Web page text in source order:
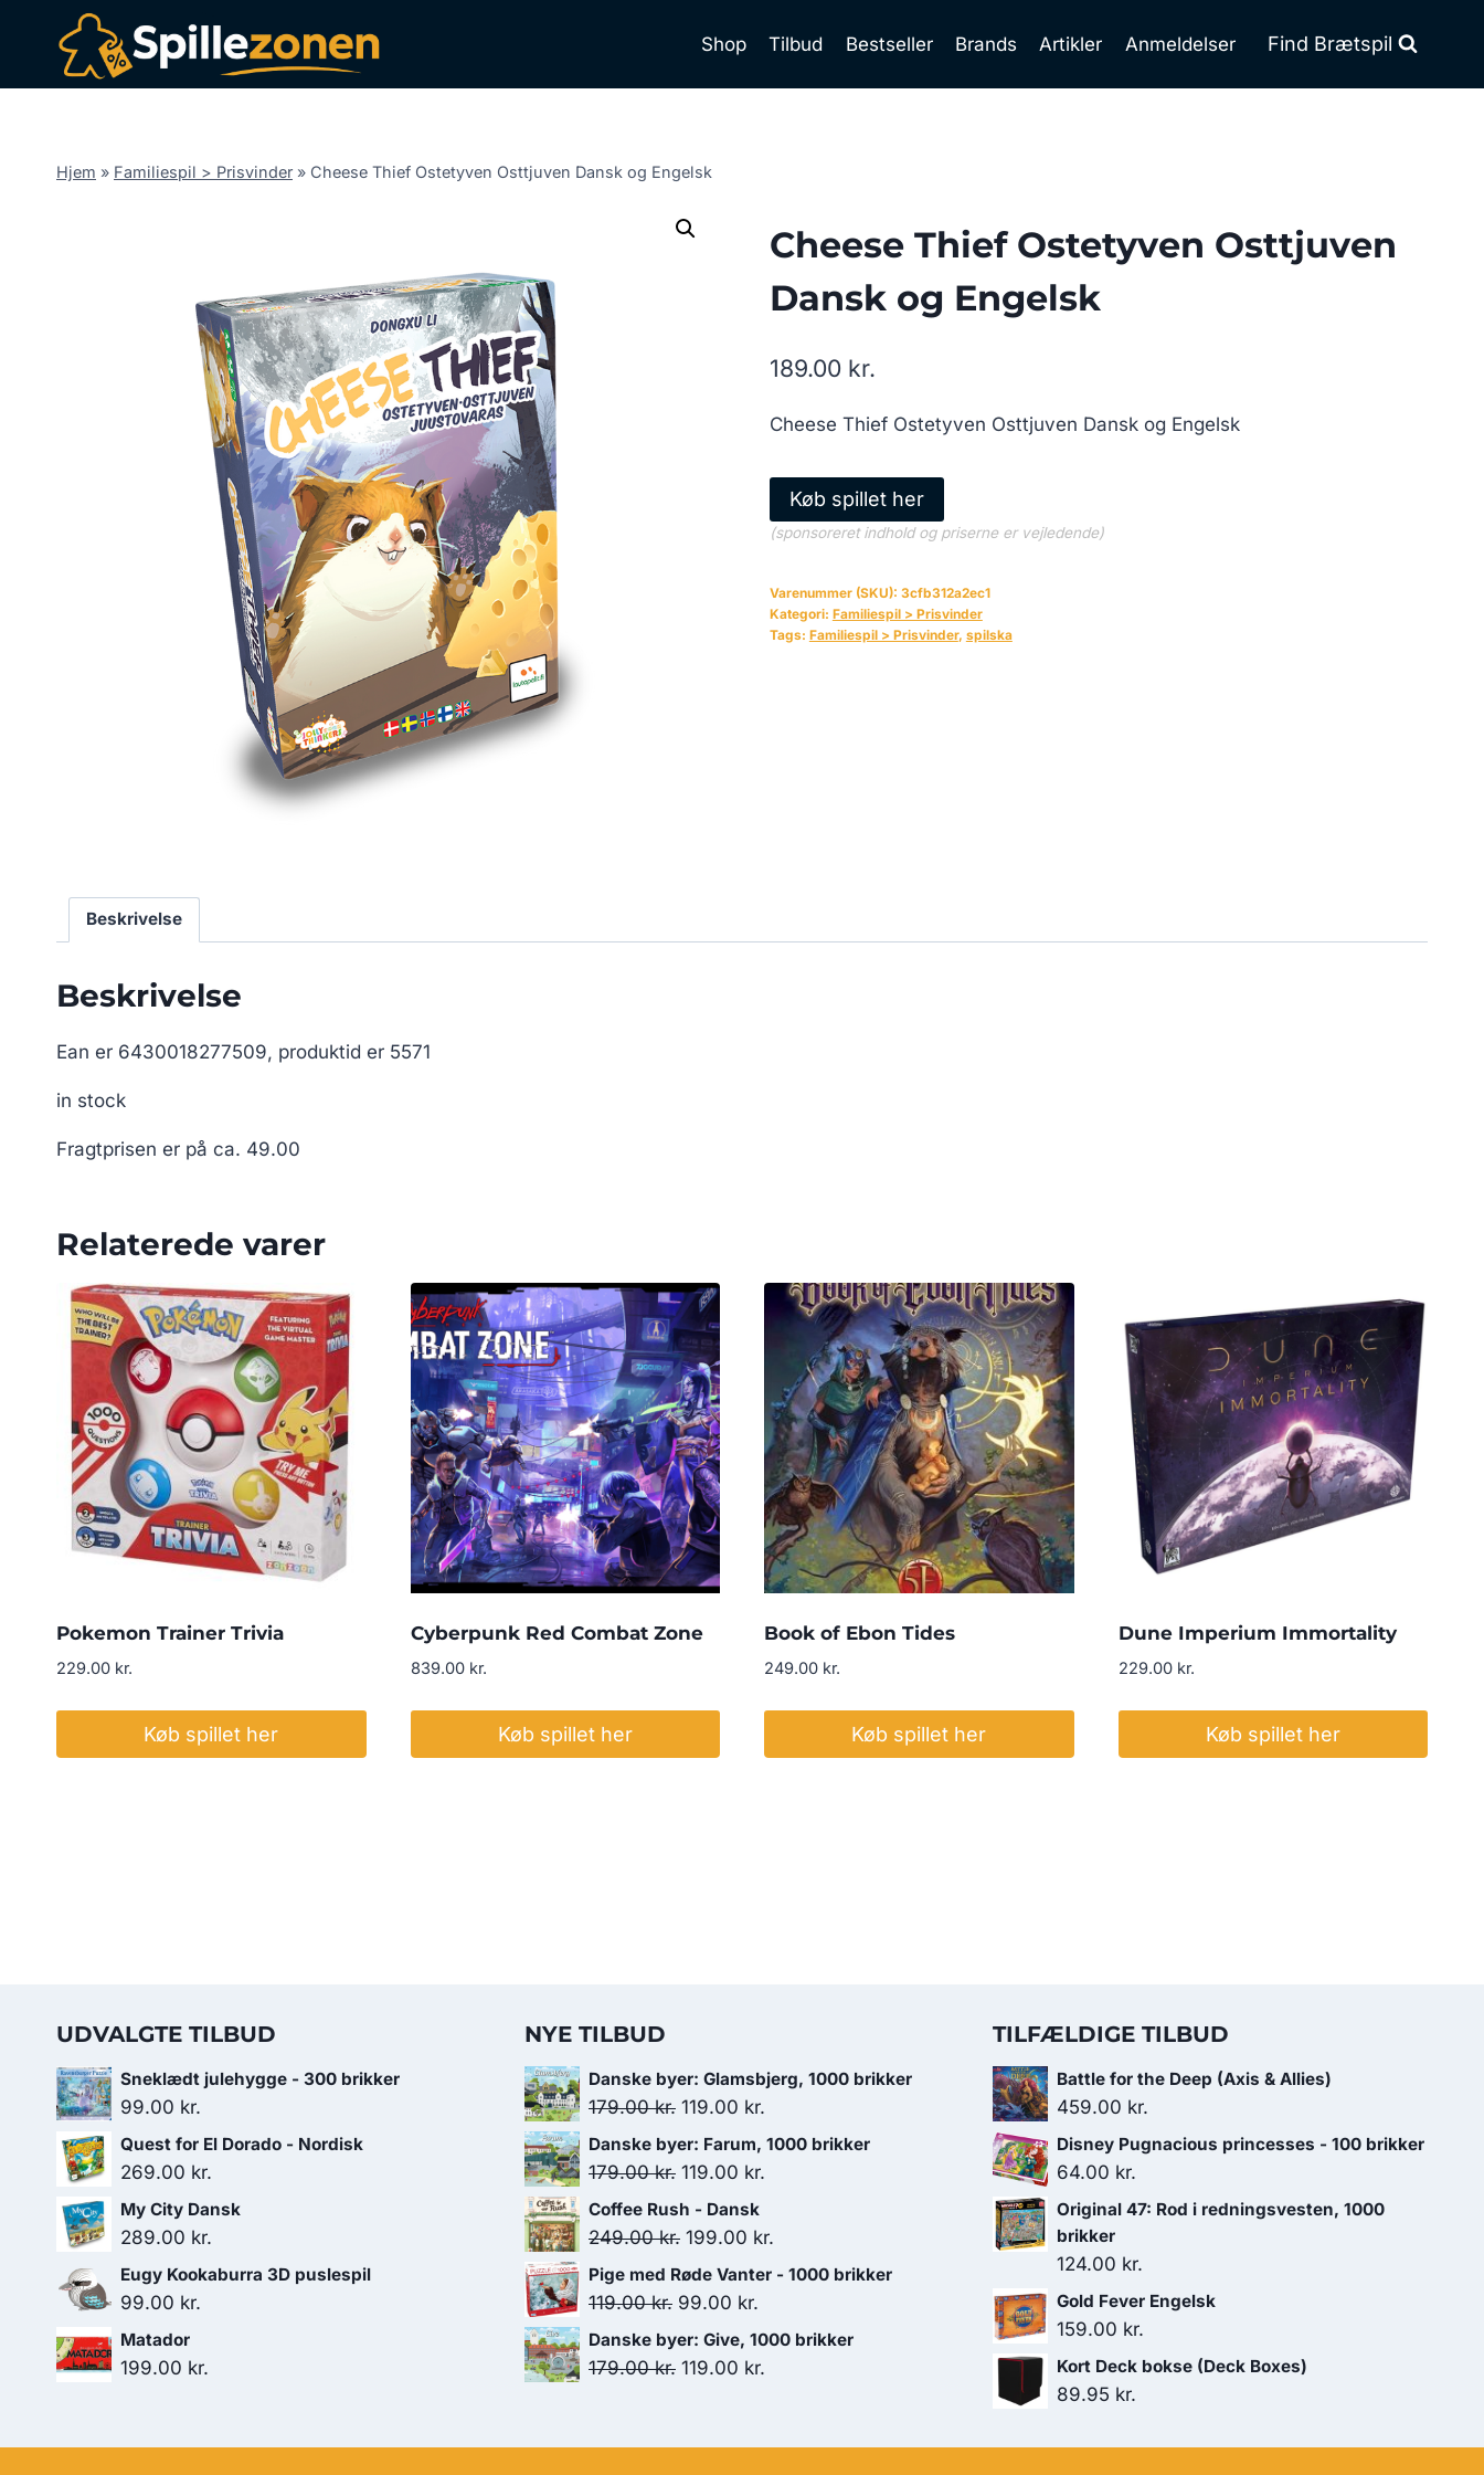
Shop Tilbud Bestseller Brands Artikler Anmeldelser Find Brætspil
Hjem » Familiespil > Prisvinder » Cheese Thief Ostetyven Osttjuven Dansk og Engelsk
Cheese Thief Ostetyven Osttjuven
Dansk og Engelsk
189.00 kr.
Cheese Thief Ostetyven Osttjuven Dansk og Engelsk
Køb spillet her
(sponsoreret indhold og priserne er vejledende)
Varenummer (SKU): 3cfb312a2ec1
Kategori: Familiespil > Prisvinder
Tags: Familiespil > Prisvinder, spilska
Beskrivelse
Beskrivelse
Ean er 6430018277509, produktid er 5571
in stock
Fragtprisen er på ca. 49.00
Relaterede varer
Pokemon Trainer Trivia
229.00 kr.
Køb spillet her
Cyberpunk Red Combat Zone
839.00 kr.
Køb spillet her
Book of Ebon Tides
249.00 kr.
Køb spillet her
Dune Imperium Immortality
229.00 kr.
Køb spillet her
UDVALGTE TILBUD
Sneklædt julehygge - 300 brikker
99.00 kr.
Quest for El Dorado - Nordisk
269.00 kr.
My City Dansk
289.00 kr.
Eugy Kookaburra 3D puslespil
99.00 kr.
Matador
199.00 kr.
NYE TILBUD
Danske byer: Glamsbjerg, 1000 brikker
179.00kr. Den
oprindelige
pris
179.00 kr..
119.00 kr.
aktuelle
Danske byer: Farum, 1000 brikker
179.00kr. Den
oprindelige
pris
179.00 kr..
119.00 kr.
pris
Coffee Rush - Dansk
249.00kr. Den
oprindelige
pris
249.00 kr..
199.00 kr.
aktuelle
Pige med Røde Vanter - 1000 brikker
119.00kr. Den
oprindelige
pris
99.00 kr.
aktuelle
pris
Danske byer: Give, 1000 brikker
179.00kr. Den
119.00 kr.
TILFÆLDIGE TILBUD
Battle for the Deep (Axis & Allies)
459.00 kr.
Disney Pugnacious princesses - 100 brikker
64.00 kr.
Original 47: Rod i redningsvesten, 1000
brikker
124.00 kr.
Gold Fever Engelsk
159.00 kr.
Kort Deck bokse (Deck Boxes)
89.95 kr.